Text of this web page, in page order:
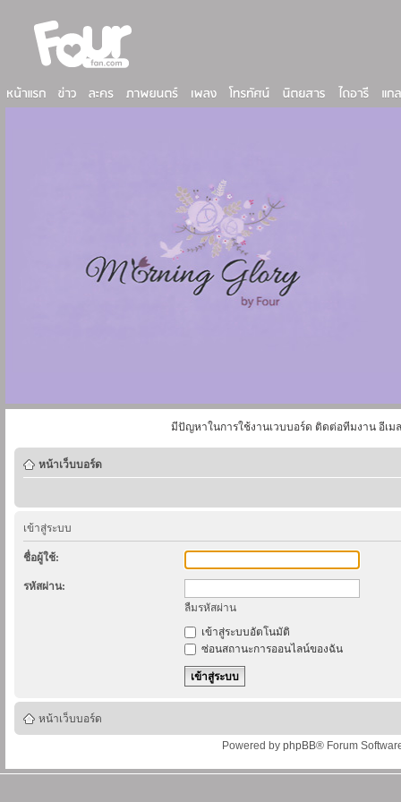
มีปัญหาในการใช้งานเวบบอร์ด ติดต่อทีมงาน อีเม
หน้าเว็บบอร์ด
เข้าสู่ระบบ
ชื่อผู้ใช้:
รหัสผ่าน:
ลืมรหัสผ่าน
เข้าสู่ระบบอัตโนมัติ
ซ่อนสถานะการออนไลน์ของฉัน
หน้าเว็บบอร์ด
Powered by phpBB® Forum